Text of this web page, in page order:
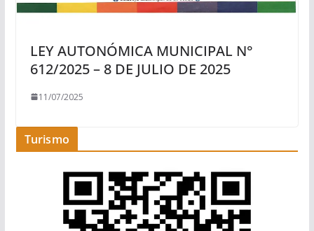
LEY AUTONÓMICA MUNICIPAL N°
612/2025 – 8 DE JULIO DE 2025
11/07/2025
Turismo